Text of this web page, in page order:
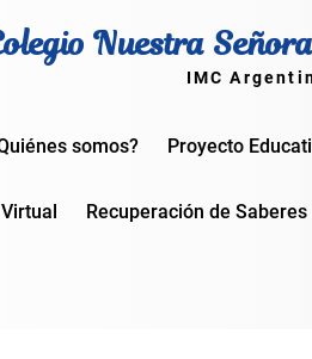
Nuestra
IMC
somos? Proyecto
Recuperación de Saberes